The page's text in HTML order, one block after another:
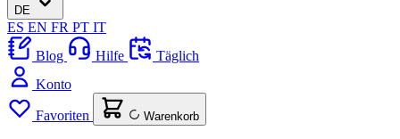
DE
ES EN FR PT IT
Blog
Hilfe
Täglich
Konto
Favoriten Warenkorb